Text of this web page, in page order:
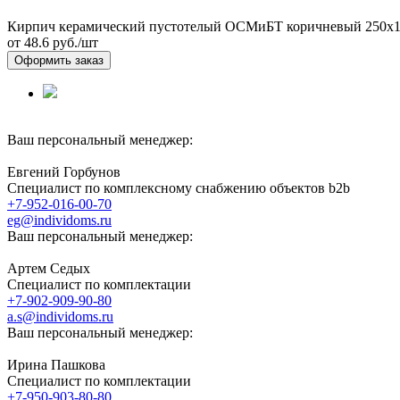
Кирпич керамический пустотелый ОСМиБТ коричневый
от 48.6 руб./шт
Оформить заказ
Ваш персональный менеджер:
Евгений Горбунов
Специалист по комплексному снабжению объектов b2b
+7-952-016-00-70
eg@individoms.ru
Ваш персональный менеджер:
Артем Седых
Специалист по комплектации
+7-902-909-90-80
a.s@individoms.ru
Ваш персональный менеджер:
Ирина Пашкова
Специалист по комплектации
+7-950-903-80-80